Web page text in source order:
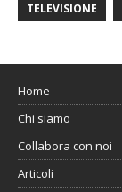
TELEVISIONE
Home
Chi siamo
Collabora con noi
Articoli